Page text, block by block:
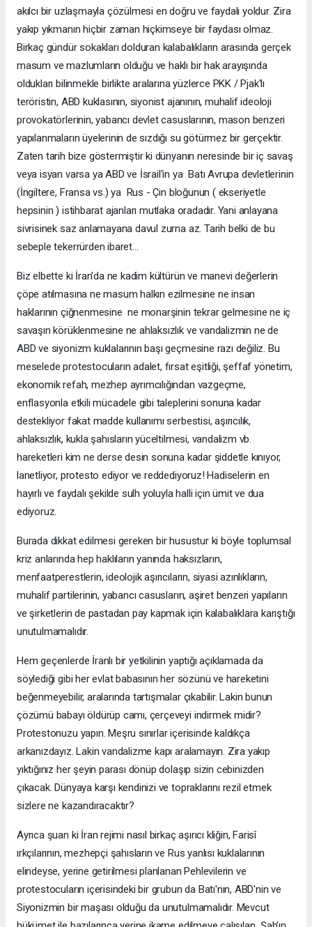
akılcı bir uzlaşmayla çözülmesi en doğru ve faydalı yoldur. Zira
yakıp yıkmanın hiçbir zaman hiçkimseye bir faydası olmaz.
Birkaç gündür sokakları dolduran kalabalıkların arasında gerçek
masum ve mazlumların olduğu ve haklı bir hak arayışında
oldukları bilinmekle birlikte aralarına yüzlerce PKK / Pjak'lı
teröristin, ABD kuklasının, siyonist ajanının, muhalif ideoloji
provokatörlerinin, yabancı devlet casuslarının, mason benzeri
yapılanmaların üyelerinin de sızdığı su götürmez bir gerçektir.
Zaten tarih bize göstermiştir ki dünyanın neresinde bir iç savaş
veya isyan varsa ya ABD ve İsrail'in ya Batı Avrupa devletlerinin
(İngiltere, Fransa vs.) ya Rus - Çin bloğunun ( ekseriyetle
hepsinin ) istihbarat ajanları mutlaka oradadır. Yani anlayana
sivrisinek saz anlamayana davul zurna az. Tarih belki de bu
sebeple tekerrürden ibaret...
Biz elbette ki İran'da ne kadim kültürün ve manevi değerlerin
çöpe atılmasına ne masum halkın ezilmesine ne insan
haklarının çiğnenmesine ne monarşinin tekrar gelmesine ne iç
savaşın körüklenmesine ne ahlaksızlık ve vandalizmin ne de
ABD ve siyonizm kuklalarının başı geçmesine razı değiliz. Bu
meselede protestocuların adalet, fırsat eşitliği, şeffaf yönetim,
ekonomik refah, mezhep ayrımcılığından vazgeçme,
enflasyonla etkili mücadele gibi taleplerini sonuna kadar
destekliyor fakat madde kullanımı serbestisi, aşırıcılık,
ahlaksızlık, kukla şahısların yüceltilmesi, vandalizm vb.
hareketleri kim ne derse desin sonuna kadar şiddetle kınıyor,
lanetliyor, protesto ediyor ve reddediyoruz! Hadiselerin en
hayırlı ve faydalı şekilde sulh yoluyla halli için ümit ve dua
ediyoruz.
Burada dikkat edilmesi gereken bir husustur ki böyle toplumsal
kriz anlarında hep haklıların yanında haksızların,
menfaatperestlerin, ideolojik aşırıcıların, siyasi azınlıkların,
muhalif partilerinin, yabancı casusların, aşiret benzeri yapıların
ve şirketlerin de pastadan pay kapmak için kalabalıklara karıştığı
unutulmamalıdır.
Hem geçenlerde İranlı bir yetkilinin yaptığı açıklamada da
söylediği gibi her evlat babasının her sözünü ve hareketini
beğenmeyebilir, aralarında tartışmalar çıkabilir. Lakin bunun
çözümü babayı öldürüp camı, çerçeveyi indirmek midir?
Protestonuzu yapın. Meşru sınırlar içerisinde kaldıkça
arkanızdayız. Lakin vandalizme kapı aralamayın. Zira yakıp
yıktığınız her şeyin parası dönüp dolaşıp sizin cebinizden
çıkacak. Dünyaya karşı kendinizi ve topraklarını rezil etmek
sizlere ne kazandıracaktır?
Ayrıca şuan ki İran rejimi nasıl birkaç aşırıcı kliğin, Farisî
ırkçılarının, mezhepçi şahısların ve Rus yanlısı kuklalarının
elindeyse, yerine getirilmesi planlanan Pehlevilerin ve
protestocuların içerisindeki bir grubun da Batı'nın, ABD'nin ve
Siyonizmin bir maşası olduğu da unutulmamalıdır. Mevcut